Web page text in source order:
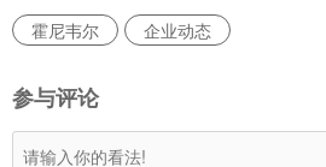
霍尼韦尔 企业动态
参与评论